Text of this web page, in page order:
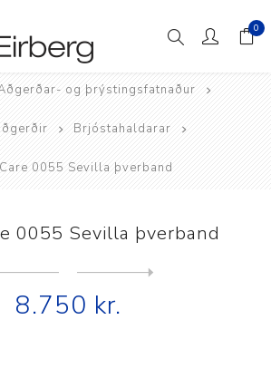
0
og þrýstingsfatnaður
Brjóstahaldarar
0055 Sevilla þverband
0055 Sevilla þverband
8.750 kr.